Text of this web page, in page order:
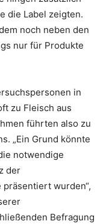
die Label zeigten.
noch neben den
nur für Produkte
in
zu Fleisch aus
führten also zu
„Ein Grund könnte
notwendige
der
wurden“,
Befragung